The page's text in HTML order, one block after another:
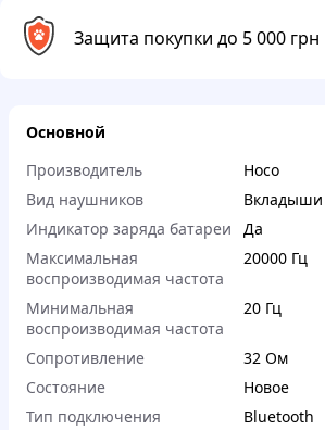
Защита покупки до 5 000 грн
Основной
Производитель
Hoco
Вид наушников
Вкладыши
Индикатор заряда батареи
Да
Максимальная
воспроизводимая частота
20000 Гц
Минимальная
воспроизводимая частота
20 Гц
Сопротивление
32 Ом
Состояние
Новое
Тип подключения
Bluetooth